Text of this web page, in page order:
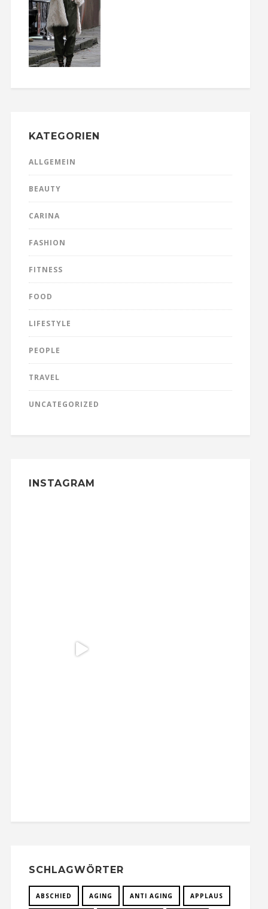
KATEGORIEN
ALLGEMEIN
BEAUTY
CARINA
FASHION
FITNESS
FOOD
LIFESTYLE
PEOPLE
TRAVEL
UNCATEGORIZED
INSTAGRAM
SCHLAGWÖRTER
ABSCHIED AGING ANTI AGING APPLAUS